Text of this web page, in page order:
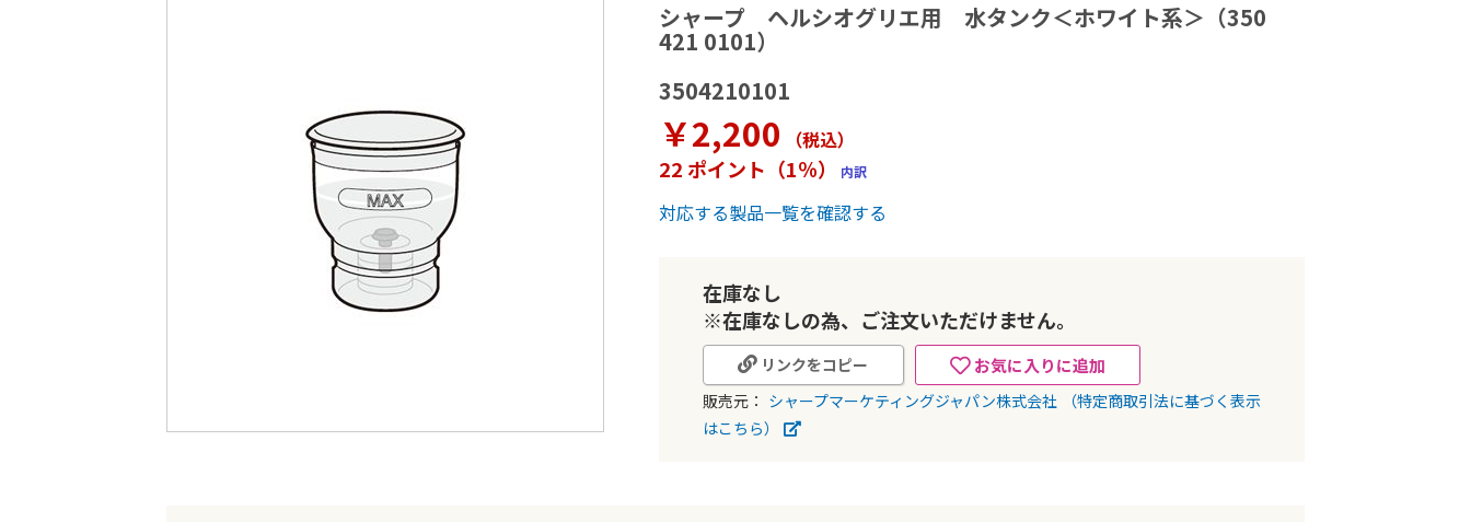
シャープ ヘルシオグリエ用 水タンク＜ホワイト系＞（350
421 0101）
3504210101
￥2,200 （税込）
22 ポイント（1％） 内訳
対応する製品一覧を確認する
在庫なし
※在庫なしの為、ご注文いただけません。
お気に入りに追加
リンクをコピー
販売元： シャープマーケティングジャパン株式会社
（特定商取引法に基づく表示
はこちら）